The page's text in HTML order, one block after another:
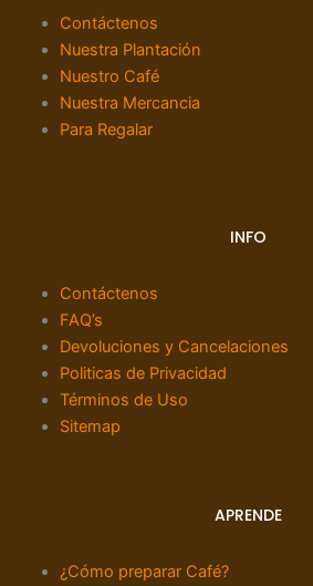
Contáctenos
Nuestra Plantación
Nuestro Café
Nuestra Mercancia
Para Regalar
INFO
Contáctenos
FAQ’s
Devoluciones y Cancelaciones
Politicas de Privacidad
Términos de Uso
Sitemap
APRENDE
¿Cómo preparar Café?